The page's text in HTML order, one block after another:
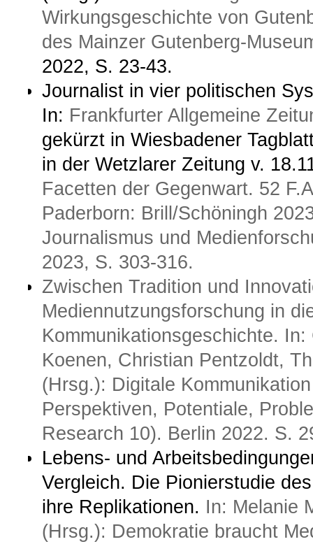
Wirkungsgeschichte von
des Mainzer Gutenberg-
2022, S. 23-43.
Journalist in vier politischen
In: Frankfurter Allgemeine
gekürzt in Wiesbadener
in der Wetzlarer Zeitung v.
Facetten der Gegenwart. 52
Paderborn: Brill/Schöningh
Journalismus und
2023, S. 303-316.
Zwischen Tradition und
Mediennutzungsforschung in
Kommunikationsgeschichte.
Koenen, Christian Pentzoldt,
(Hrsg.): Digitale
Perspektiven, Potentiale,
Research 10). Berlin 2022. S.
Lebens- und
Vergleich. Die Pionierstudie
ihre Replikationen. In: Melanie
(Hrsg.): Demokratie braucht